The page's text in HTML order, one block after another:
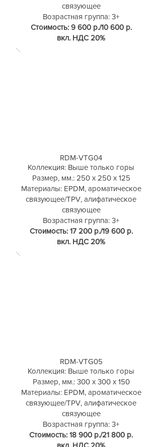
связующее
Возрастная группа: 3+
Стоимость: 9 600 р./10 600 р.
вкл. НДС 20%
RDM-VTG04
Коллекция: Выше только горы
Размер, мм.: 250 х 250 х 125
Материалы: EPDM, ароматическое
связующее/TPV, алифатическое
связующее
Возрастная группа: 3+
Стоимость: 17 200 р./19 600 р.
вкл. НДС 20%
RDM-VTG05
Коллекция: Выше только горы
Размер, мм.: 300 х 300 х 150
Материалы: EPDM, ароматическое
связующее/TPV, алифатическое
связующее
Возрастная группа: 3+
Стоимость: 18 900 р./21 800 р.
вкл. НДС 20%